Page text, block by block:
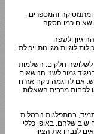
והמספרים.
כמו הסקה
ולשפה
לוגיות מגוונות ויכולת
לשלושה חלקים: השלמות
גמור לשני הנושאים
אם לדוגמה ניקח אזרח
לפחות מרבית השאלות.
800 והם מתחלקים, תמיד, בהתפלגות נורמלית.
שלהם. באופן כללי
לנבחן את הציון